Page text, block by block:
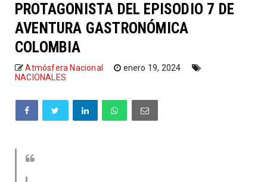
PROTAGONISTA DEL EPISODIO 7 DE
AVENTURA GASTRONÓMICA
COLOMBIA
Atmósfera Nacional
enero 19, 2024
NACIONALES